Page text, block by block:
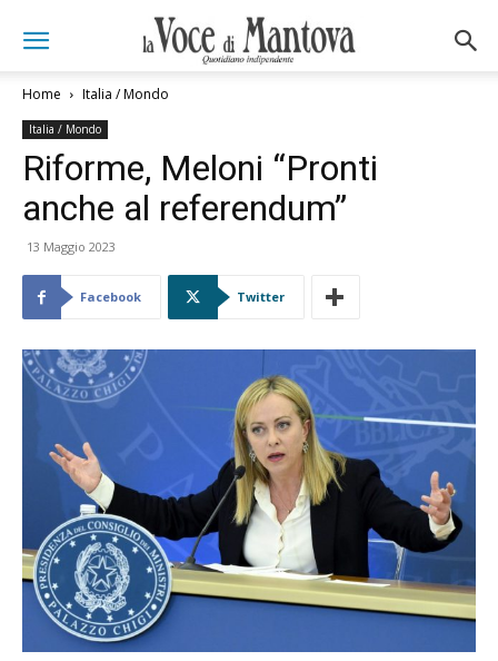
Home Italia / Mondo
Italia / Mondo
Riforme, Meloni “Pronti
anche al referendum”
13 Maggio 2023
Facebook Twitter